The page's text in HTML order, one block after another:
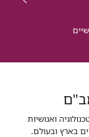
ואנושיות
בארץ ובעולם.